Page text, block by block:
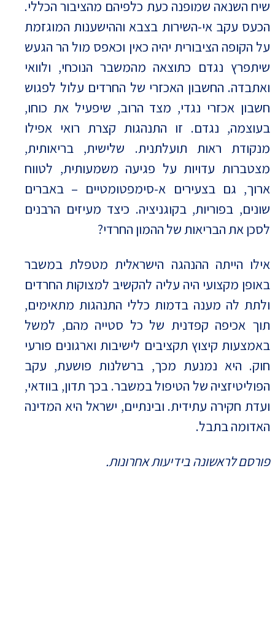
שיח השנאה שמופנה כעת כלפיהם מהציבור הכללי.
הכעס עקב אי-השירות בצבא וההישענות המוגזמת
על הקופה הציבורית יהיה כאין וכאפס מול הר הגעש
שיתפרץ נגדם כתוצאה מהמשבר הנוכחי, ולוואי
ואתבדה. החשבון האכזרי של החרדים עלול לפגוש
חשבון אכזרי נגדי, מצד הרוב, שיפעיל את כוחו,
בעוצמה, נגדם. זו התנהגות קצרת רואי אפילו
מנקודת ראות תועלתנית. שלישית, בריאותית,
מצטברות עדויות על פגיעה משמעותית, לטווח
ארוך, גם בצעירים א-סימפטומטיים – באברים
שונים, בפוריות, בקוגניציה. כיצד מעיזים הרבנים
לסכן את הבריאות של ההמון החרדי?
אילו הייתה ההנהגה הישראלית מטפלת במשבר
באופן מקצועי היה עליה להקשיב למצוקות החרדים
ולתת לה מענה בדמות כללי התנהגות מתאימים,
תוך אכיפה קפדנית של כל סטייה מהם, למשל
באמצעות קיצוץ תקציבים לישיבות וארגונים פורעי
חוק. היא נמנעת מכך, ברשלנות פושעת, עקב
הפוליטיזציה של הטיפול במשבר. בכך תדון, בוודאי,
ועדת חקירה עתידית. ובינתיים, ישראל היא המדינה
האדומה בתבל.
פורסם לראשונה בידיעות אחרונות.